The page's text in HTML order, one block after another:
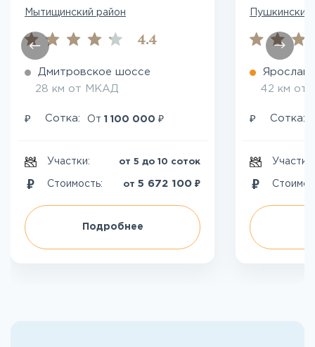
Мытищинский район
4.4
Дмитровское шоссе
28 км от МКАД
₽ Сотка: От 1 100 000 ₽
Участки: от 5 до 10 соток
Стоимость: от 5 672 100 ₽
Подробнее
Пушкинский
42 км от
₽ Сотка:
Участки: